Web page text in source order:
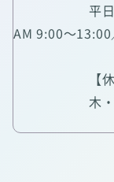
平
AM 9:00～
【
木